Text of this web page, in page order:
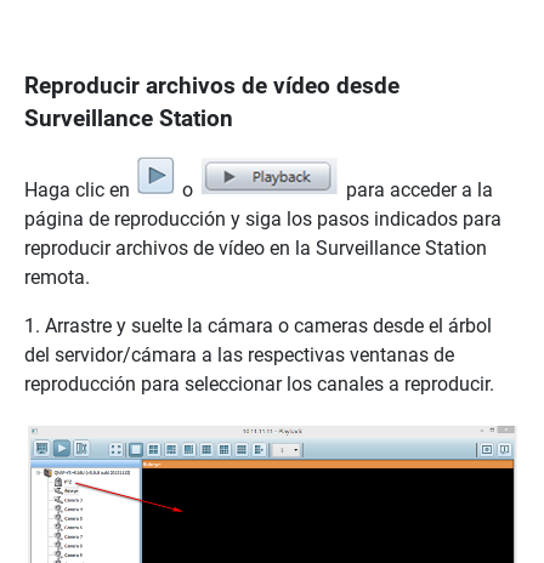
Reproducir archivos de vídeo desde
Surveillance Station
Haga clic en o
para acceder a la
página de reproducción y siga los pasos indicados para
reproducir archivos de vídeo en la Surveillance Station
remota.
1. Arrastre y suelte la cámara o cameras desde el árbol
del servidor/cámara a las respectivas ventanas de
reproducción para seleccionar los canales a reproducir.